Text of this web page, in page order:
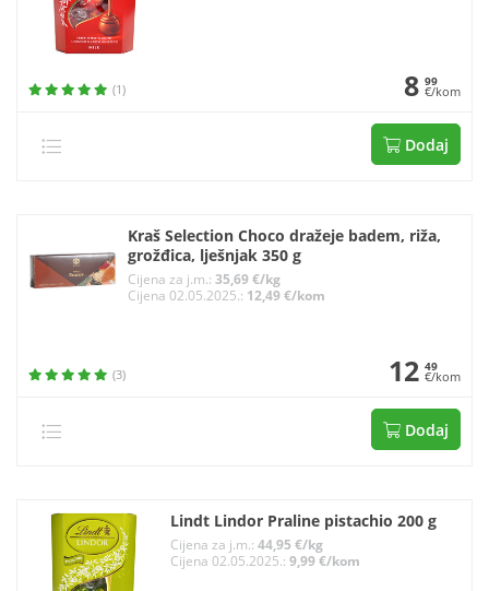
(1) 8 99
€/kom
Dodaj
Kraš Selection Choco dražeje badem, riža,
grožđica, lješnjak 350 g
Cijena za j.m.:35,69 €/kg
Cijena 02.05.2025.: 12,49 €/kom
(3) 12 49
€/kom
Dodaj
Lindt Lindor Praline pistachio 200 g
Cijena za j.m.: 44,95 €/kg
Cijena 02.05.2025.: 9,99 €/kom